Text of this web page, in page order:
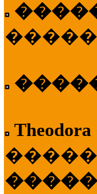
Theodora